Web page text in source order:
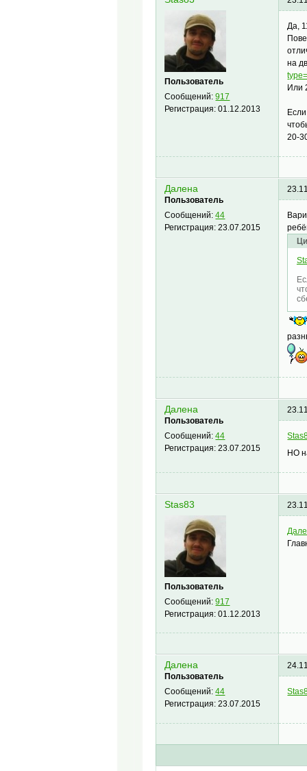
Пользователь
Сообщений:917
Регистрация:01.12.2013
Да,
на
Или
20-
Далена
Пользователь
Сообщений:44
Регистрация:23.07.2015
Далена
Пользователь
Сообщений:44
Регистрация:23.07.2015
НО
Stas83
Пользователь
Сообщений:917
Регистрация:01.12.2013
Далена
Пользователь
Сообщений:44
Регистрация:23.07.2015